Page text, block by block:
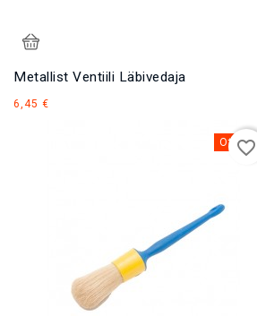
Metallist Ventiili Läbivedaja
6,45 €
Otsas
favorite_border